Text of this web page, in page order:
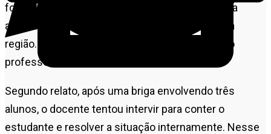
foi acionada via COPOM por volta das 10h20 para
atender a ocorrência em um colégio estadual da
região. No local, os policiais conversaram com o
professor, de 37 anos.
Segundo relato, após uma briga envolvendo três
alunos, o docente tentou intervir para conter o
estudante e resolver a situação internamente. Nesse